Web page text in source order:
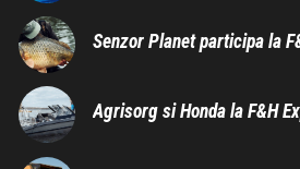
Senzor Planet participa la
Agrisorg si Honda la F&H